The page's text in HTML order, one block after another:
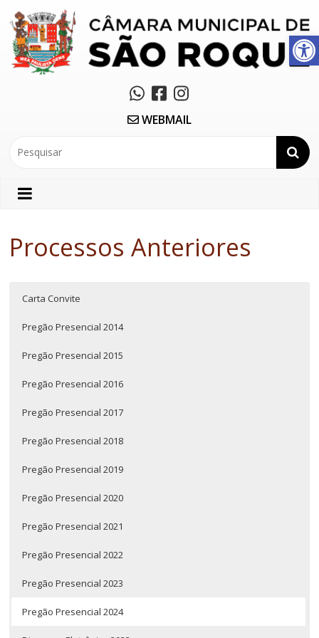
Abrir a barra de ferramentas
WEBMAIL
Processos Anteriores
Carta Convite
Pregão Presencial 2014
Pregão Presencial 2015
Pregão Presencial 2016
Pregão Presencial 2017
Pregão Presencial 2018
Pregão Presencial 2019
Pregão Presencial 2020
Pregão Presencial 2021
Pregão Presencial 2022
Pregão Presencial 2023
Pregão Presencial 2024